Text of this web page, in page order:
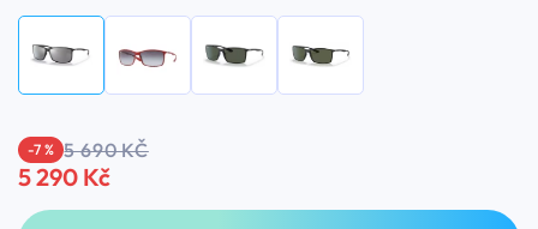
-7 % 5 690 KČ
5 290 Kč